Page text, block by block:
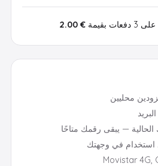
— يبقى رقمك متاحًا
استخدام في وجهتك
Movistar 4G,
€ 2.00